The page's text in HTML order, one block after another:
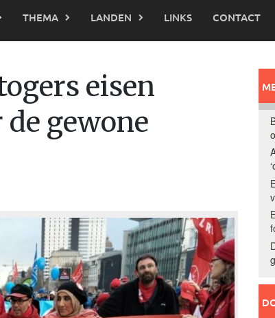
THEMA LANDEN LINKS CONTACT
eisen
gewone